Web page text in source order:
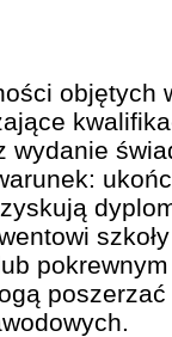
objętych
wydanie